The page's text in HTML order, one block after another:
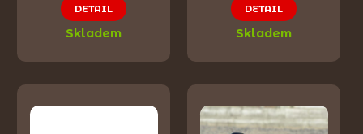
DETAIL
Skladem
DETAIL
Skladem